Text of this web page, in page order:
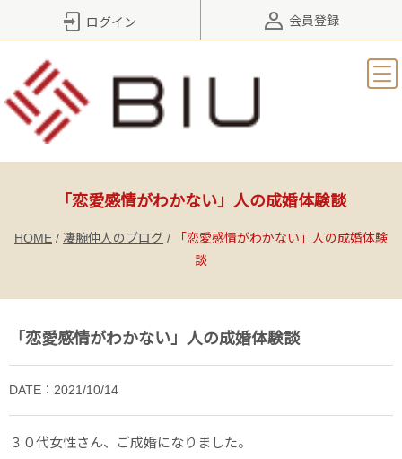
ログイン 会員登録
「恋愛感情がわかない」人の成婚体験談
HOME / 凄腕仲人のブログ /
「恋愛感情がわかない」人の成婚体験
談
「恋愛感情がわかない」人の成婚体験談
DATE：2021/10/14
３０代女性さん、ご成婚になりました。